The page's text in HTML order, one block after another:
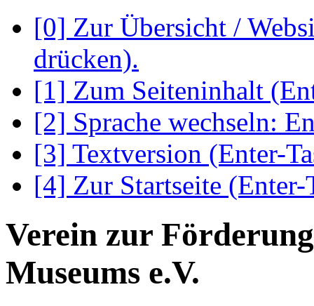
[0] Zur Übersicht /
drücken).
[1] Zum Seiteninhalt
[2] Sprache wechseln:
[3] Textversion (Enter-
[4] Zur Startseite (Enter-
Verein zur
Museums e.V.